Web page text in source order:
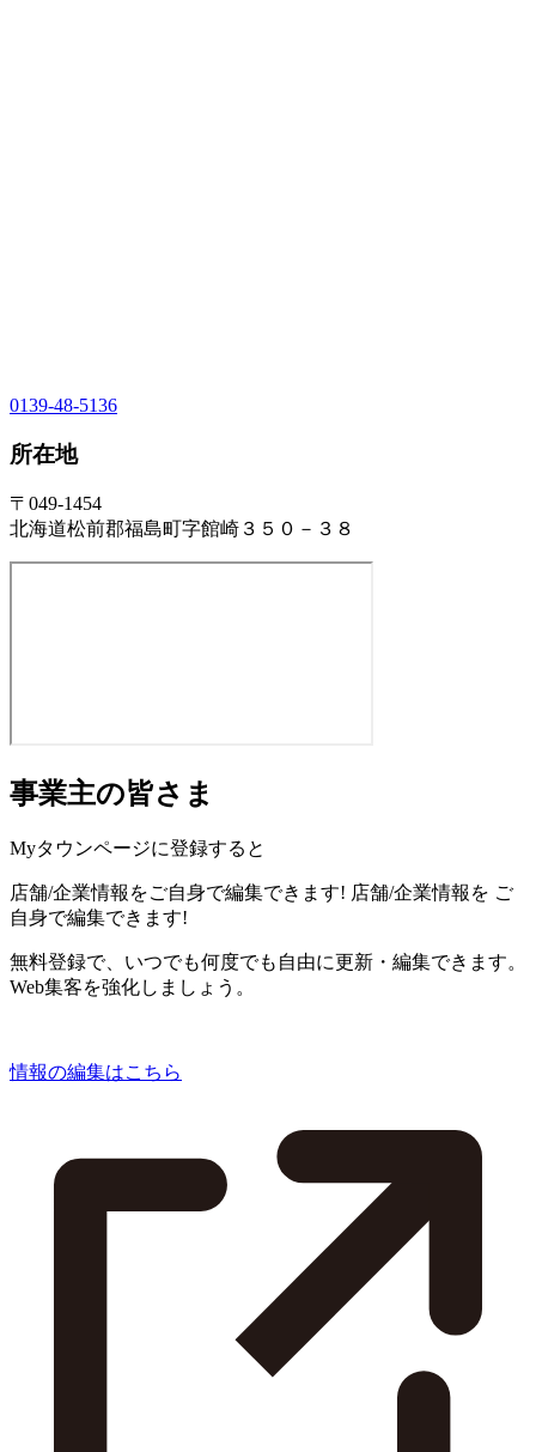
0139-48-5136
所在地
〒049-1454
北海道松前郡福島町字館崎３５０－３８
事業主の皆さま
Myタウンページに登録すると
店舗/企業情報をご自身で編集できます! 店舗/企業情報を ご
自身で編集できます!
無料登録で、いつでも何度でも自由に更新・編集できます。
Web集客を強化しましょう。
情報の編集はこちら